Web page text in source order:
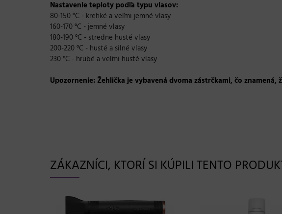
Nastavenie teploty podľa typu vlasov:
80-150 °C - krehké a veľmi jemné vlasy
160-170 °C - jemné vlasy
180-190 °C - stredne husté vlasy
200-220 °C - husté a silné vlasy
230 °C - hrubé a veľmi husté vlasy
Upozornenie: Žehlička je vybavená dvoma zástrčkami, čo znamená,
ZÁKAZNÍCI, KTORÍ SI KÚPILI TENTO